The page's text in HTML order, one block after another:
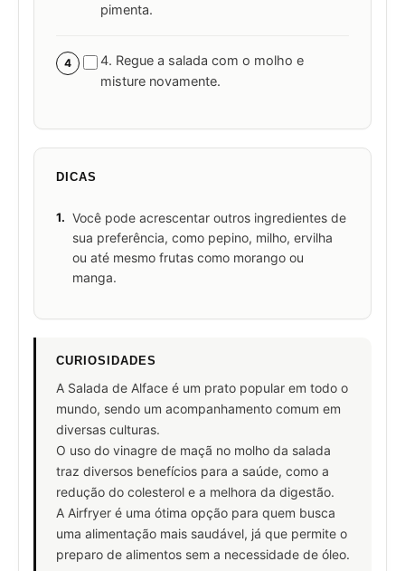
pimenta.
4
4. Regue a salada com o molho e
misture novamente.
DICAS
1. Você pode acrescentar outros ingredientes de
sua preferência, como pepino, milho, ervilha
ou até mesmo frutas como morango ou
manga.
CURIOSIDADES
A Salada de Alface é um prato popular em todo o
mundo, sendo um acompanhamento comum em
diversas culturas.
O uso do vinagre de maçã no molho da salada
traz diversos benefícios para a saúde, como a
redução do colesterol e a melhora da digestão.
A Airfryer é uma ótima opção para quem busca
uma alimentação mais saudável, já que permite o
preparo de alimentos sem a necessidade de óleo.